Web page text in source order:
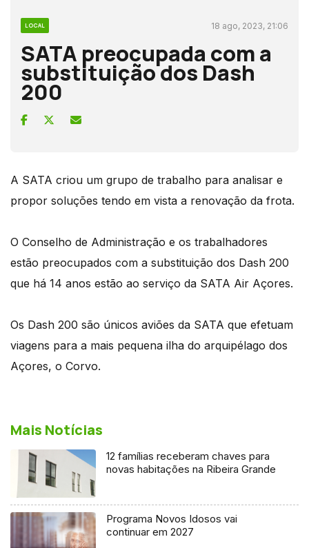
LOCAL 18 ago, 2023, 21:06
SATA preocupada com a
substituição dos Dash
200
A SATA criou um grupo de trabalho para analisar e
propor soluções tendo em vista a renovação da frota.
O Conselho de Administração e os trabalhadores
estão preocupados com a substituição dos Dash 200
que há 14 anos estão ao serviço da SATA Air Açores.
Os Dash 200 são únicos aviões da SATA que efetuam
viagens para a mais pequena ilha do arquipélago dos
Açores, o Corvo.
Mais Notícias
12 famílias receberam chaves para
novas habitações na Ribeira Grande
Programa Novos Idosos vai
continuar em 2027